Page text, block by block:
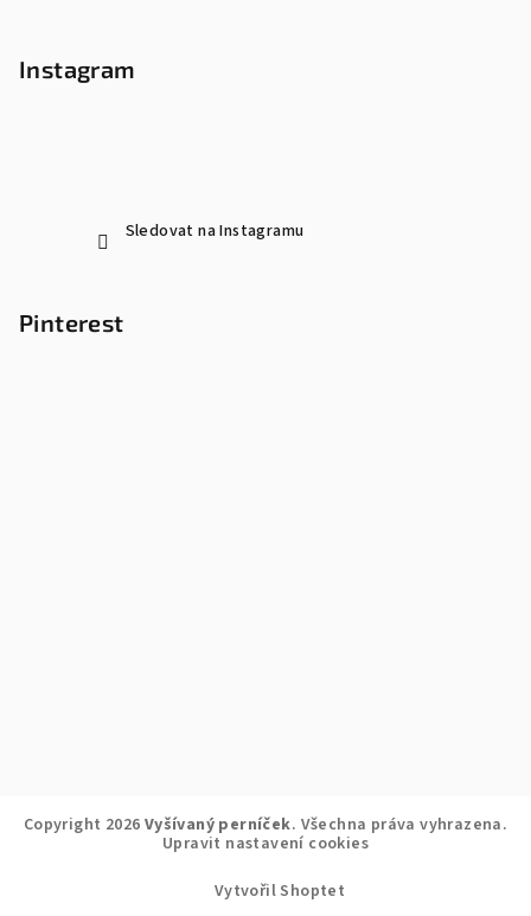
Instagram
Sledovat na Instagramu
Pinterest
Copyright 2026 Vyšívaný perníček. Všechna práva vyhrazena.
Upravit nastavení cookies
Vytvořil Shoptet